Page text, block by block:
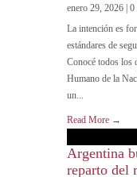
enero 29, 2026 |
La intención es
estándares de
Conocé todos los
Humano de la
un...
Read More →
Argentina
reparto del